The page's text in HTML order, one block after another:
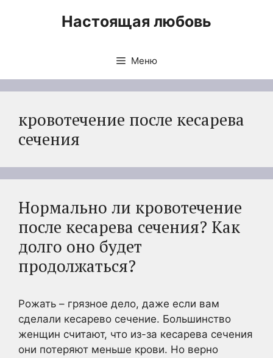
Настоящая любовь
Меню
кровотечение после кесарева
сечения
Нормально ли кровотечение
после кесарева сечения? Как
долго оно будет
продолжаться?
Рожать – грязное дело, даже если вам
сделали кесарево сечение. Большинство
женщин считают, что из-за кесарева сечения
они потеряют меньше крови. Но верно